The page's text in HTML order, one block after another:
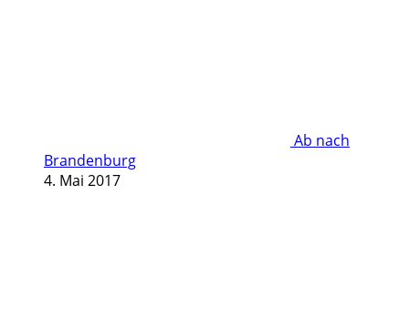
Ab nach
Brandenburg
4. Mai 2017